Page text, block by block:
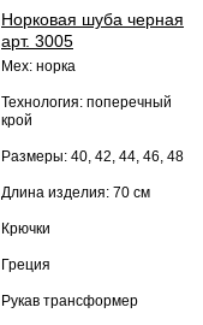
Норковая шуба черная
арт. 3005
Мех: норка
Технология: поперечный
крой
Размеры: 40, 42, 44, 46, 48
Длина изделия: 70 см
Крючки
Греция
Рукав трансформер